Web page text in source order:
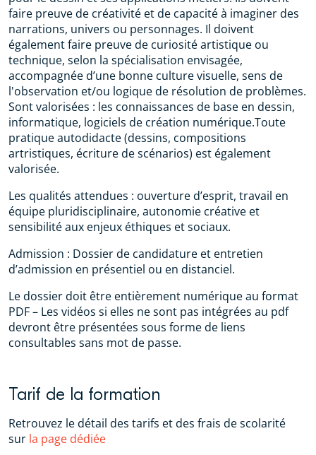
faire preuve de créativité et de capacité à imaginer des
narrations, univers ou personnages. Il doivent
également faire preuve de curiosité artistique ou
technique, selon la spécialisation envisagée,
accompagnée d’une bonne culture visuelle, sens de
l'observation et/ou logique de résolution de problèmes.
Sont valorisées : les connaissances de base en dessin,
informatique, logiciels de création numérique.Toute
pratique autodidacte (dessins, compositions
artristiques, écriture de scénarios) est également
valorisée.
Les qualités attendues : ouverture d’esprit, travail en
équipe pluridisciplinaire, autonomie créative et
sensibilité aux enjeux éthiques et sociaux.
Admission : Dossier de candidature et entretien
d’admission en présentiel ou en distanciel.
Le dossier doit être entièrement numérique au format
PDF – Les vidéos si elles ne sont pas intégrées au pdf
devront être présentées sous forme de liens
consultables sans mot de passe.
Tarif de la formation
Retrouvez le détail des tarifs et des frais de scolarité
sur la page dédiée